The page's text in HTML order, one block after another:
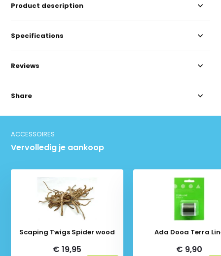
Product description
Specifications
Reviews
Share
ACCESSOIRES
Vervolledig je aankoop
Scaping Twigs Spider wood
€ 19,95
Ada Dooa Terra
€ 9,90